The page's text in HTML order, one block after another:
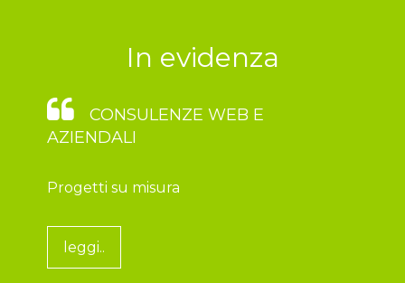
In evidenza
CONSULENZE WEB E
AZIENDALI
Progetti su misura
leggi..